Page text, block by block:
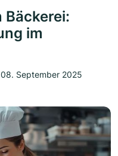
Bäckerei:
im
08. September 2025